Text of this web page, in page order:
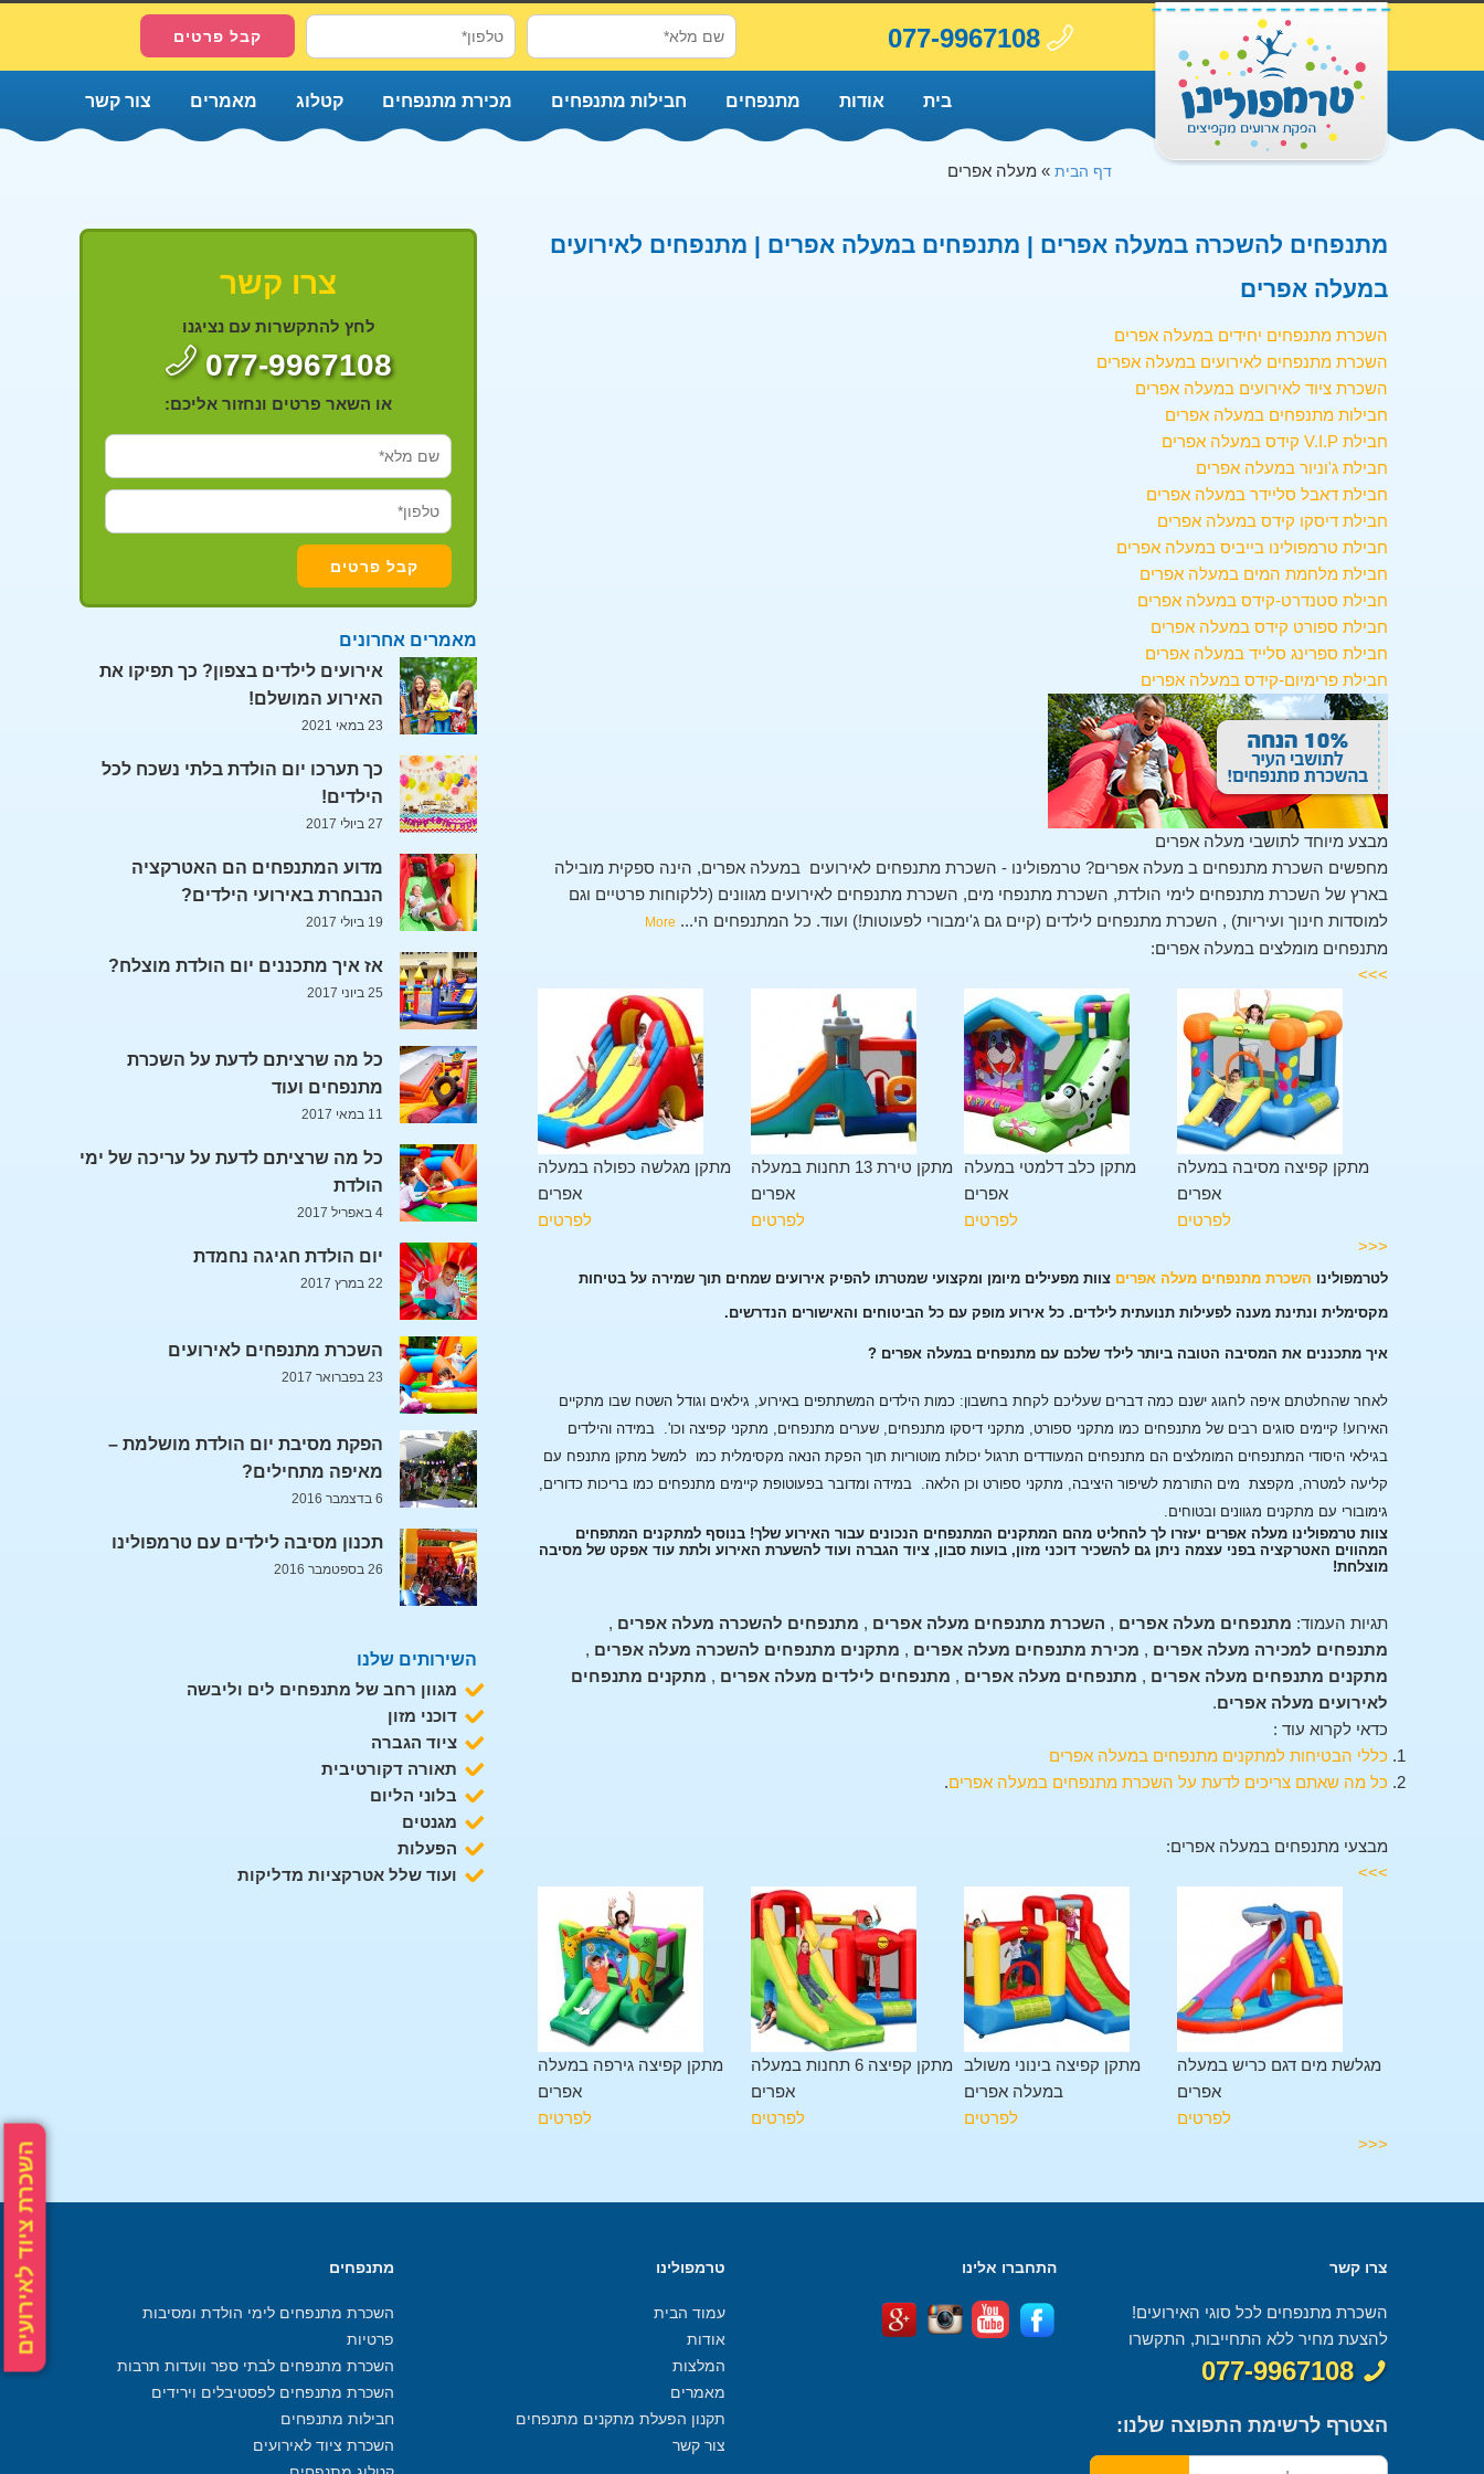
השכרת ציוד לאירועים
077-9967108
בית אודות מתנפחים חבילות מתנפחים מכירת מתנפחים קטלוג מאמרים צור קשר
דף הבית » מעלה אפרים
מתנפחים להשכרה במעלה אפרים | מתנפחים במעלה אפרים | מתנפחים לאירועים
במעלה אפרים
השכרת מתנפחים יחידים במעלה אפרים
השכרת מתנפחים לאירועים במעלה אפרים
השכרת ציוד לאירועים במעלה אפרים
חבילות מתנפחים במעלה אפרים
חבילת V.I.P קידס במעלה אפרים
חבילת ג'וניור במעלה אפרים
חבילת דאבל סליידר במעלה אפרים
חבילת דיסקו קידס במעלה אפרים
חבילת טרמפולינו בייביס במעלה אפרים
חבילת מלחמת המים במעלה אפרים
חבילת סטנדרט-קידס במעלה אפרים
חבילת ספורט קידס במעלה אפרים
חבילת ספרינג סלייד במעלה אפרים
חבילת פרימיום-קידס במעלה אפרים
מבצע מיוחד לתושבי מעלה אפרים
מחפשים השכרת מתנפחים ב מעלה אפרים? טרמפולינו - השכרת מתנפחים לאירועים במעלה אפרים, הינה ספקית מובילה
בארץ של השכרת מתנפחים לימי הולדת, השכרת מתנפחי מים, השכרת מתנפחים לאירועים מגוונים (ללקוחות פרטיים וגם
למוסדות חינוך ועיריות) , השכרת מתנפחים לילדים (קיים גם ג'ימבורי לפעוטות!) ועוד. כל המתנפחים הי...
More
מתנפחים מומלצים במעלה אפרים:
>>>
מתקן מגלשה כפולה במעלה
אפרים
לפרטים
מתקן טירת 13 תחנות במעלה
אפרים
לפרטים
מתקן כלב דלמטי במעלה
אפרים
לפרטים
מתקן קפיצה מסיבה במעלה
אפרים
לפרטים
<<<
לטרמפולינו השכרת מתנפחים מעלה אפרים צוות מפעילים מיומן ומקצועי שמטרתו להפיק אירועים שמחים תוך שמירה על בטיחות
מקסימלית ונתינת מענה לפעילות תנועתית לילדים. כל אירוע מופק עם כל הביטוחים והאישורים הנדרשים.
איך מתכננים את המסיבה הטובה ביותר לילד שלכם עם מתנפחים במעלה אפרים ?
לאחר שהחלטתם איפה לחגוג ישנם כמה דברים שעליכם לקחת בחשבון: כמות הילדים המשתתפים באירוע, גילאים וגודל השטח שבו מתקיים
האירוע! קיימים סוגים רבים של מתנפחים כמו מתקני ספורט, מתקני דיסקו מתנפחים, שערים מתנפחים, מתקני קפיצה וכו'. במידה והילדים
בגילאי היסודי המתנפחים המומלצים הם מתנפחים המעודדים תרגול יכולות מוטוריות תוך הפקת הנאה מקסימלית כמו למשל מתקן מתנפח עם
קליעה למטרה, מקפצת מים התורמת לשיפור היציבה, מתקני ספורט וכן הלאה. במידה ומדובר בפעוטופת קיימים מתנפחים כמו בריכות כדורים,
גימובורי עם מתקנים מגוונים ובטוחים.
צוות טרמפולינו מעלה אפרים יעזרו לך להחליט מהם המתקנים המתנפחים הנכונים עבור האירוע שלך! בנוסף למתקנים המתפחים
המהווים האטרקציה בפני עצמה ניתן גם להשכיר דוכני מזון, בועות סבון, ציוד הגברה ועוד להשערת האירוע ולתת עוד אפקט של מסיבה
מוצלחת!
תגיות העמוד: מתנפחים מעלה אפרים , השכרת מתנפחים מעלה אפרים , מתנפחים להשכרה מעלה אפרים ,
מתנפחים למכירה מעלה אפרים , מכירת מתנפחים מעלה אפרים , מתקנים מתנפחים להשכרה מעלה אפרים ,
מתקנים מתנפחים מעלה אפרים , מתנפחים מעלה אפרים , מתנפחים לילדים מעלה אפרים , מתקנים מתנפחים
לאירועים מעלה אפרים.
כדאי לקרוא עוד :
כללי הבטיחות למתקנים מתנפחים במעלה אפרים
כל מה שאתם צריכים לדעת על השכרת מתנפחים במעלה אפרים.
מבצעי מתנפחים במעלה אפרים:
>>>
מתקן קפיצה גירפה במעלה
אפרים
לפרטים
מתקן קפיצה 6 תחנות במעלה
אפרים
לפרטים
מתקן קפיצה בינוני משולב
במעלה אפרים
לפרטים
מגלשת מים דגם כריש במעלה
אפרים
לפרטים
<<<
צרו קשר
לחץ להתקשרות עם נציגנו
077-9967108
או השאר פרטים ונחזור אליכם:
מאמרים אחרונים
אירועים לילדים בצפון? כך תפיקו את
האירוע המושלם!
23 במאי 2021
כך תערכו יום הולדת בלתי נשכח לכל
הילדים!
27 ביולי 2017
מדוע המתנפחים הם האטרקציה
הנבחרת באירועי הילדים?
19 ביולי 2017
אז איך מתכננים יום הולדת מוצלח?
25 ביוני 2017
כל מה שרציתם לדעת על השכרת
מתנפחים ועוד
11 במאי 2017
כל מה שרציתם לדעת על עריכה של ימי
הולדת
4 באפריל 2017
יום הולדת חגיגה נחמדת
22 במרץ 2017
השכרת מתנפחים לאירועים
23 בפברואר 2017
הפקת מסיבת יום הולדת מושלמת –
מאיפה מתחילים?
6 בדצמבר 2016
תכנון מסיבה לילדים עם טרמפולינו
26 בספטמבר 2016
השירותים שלנו
מגוון רחב של מתנפחים לים וליבשה
דוכני מזון
ציוד הגברה
תאורה דקורטיבית
בלוני הליום
מגנטים
הפעלות
ועוד שלל אטרקציות מדליקות
צרו קשר
השכרת מתנפחים לכל סוגי האירועים!
להצעת מחיר ללא התחייבות, התקשרו
077-9967108
הצטרף לרשימת התפוצה שלנו:
התחברו אלינו טרמפולינו
עמוד הבית
אודות
המלצות
מאמרים
תקנון הפעלת מתקנים מתנפחים
צור קשר
מתנפחים
השכרת מתנפחים לימי הולדת ומסיבות
פרטיות
השכרת מתנפחים לבתי ספר וועדות תרבות
השכרת מתנפחים לפסטיבלים וירידים
חבילות מתנפחים
השכרת ציוד לאירועים